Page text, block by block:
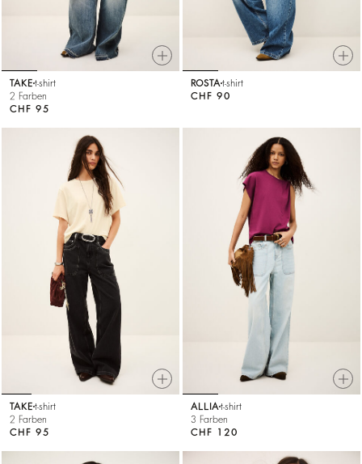
TAKE t-shirt
2 Farben
CHF 95
ROSTA t-shirt
CHF 90
TAKE t-shirt
2 Farben
CHF 95
ALLIA t-shirt
3 Farben
CHF 120